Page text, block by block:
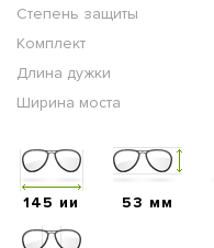
Степень защиты
Комплект
Длина дужки
Ширина моста
145 ии 53 мм